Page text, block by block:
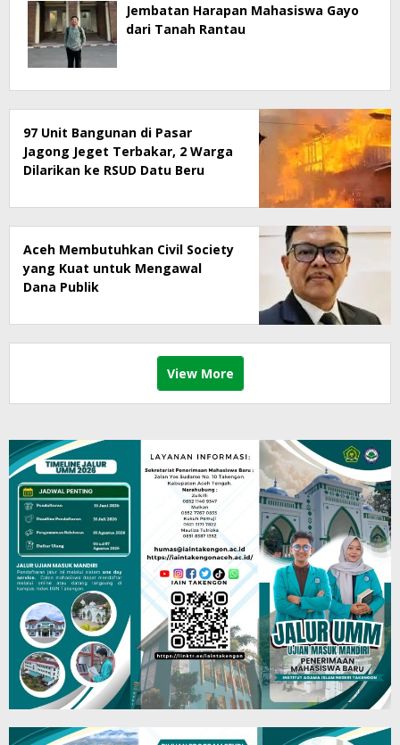
Jembatan Harapan Mahasiswa Gayo
dari Tanah Rantau
97 Unit Bangunan di Pasar
Jagong Jeget Terbakar, 2 Warga
Dilarikan ke RSUD Datu Beru
Aceh Membutuhkan Civil Society
yang Kuat untuk Mengawal
Dana Publik
View More